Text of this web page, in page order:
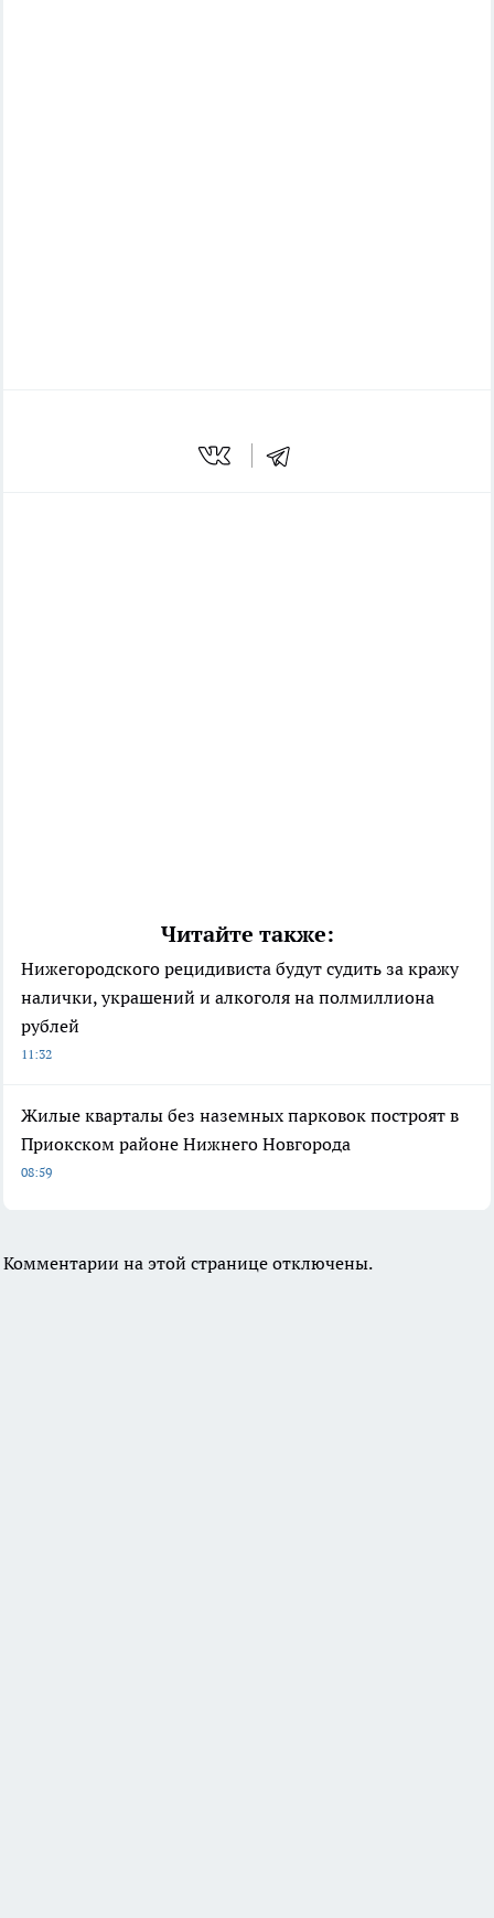
Читайте также:
Нижегородского рецидивиста будут судить за кражу
налички, украшений и алкоголя на полмиллиона
рублей
11:32
Жилые кварталы без наземных парковок построят в
Приокском районе Нижнего Новгорода
08:59
Комментарии на этой странице отключены.